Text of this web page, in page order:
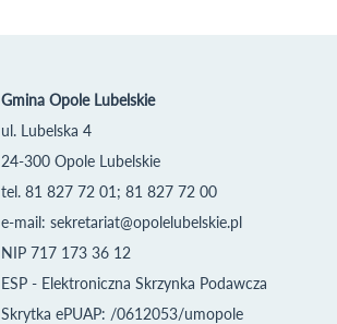
Gmina Opole Lubelskie
ul. Lubelska 4
24-300 Opole Lubelskie
tel. 81 827 72 01; 81 827 72 00
e-mail: sekretariat@opolelubelskie.pl
NIP 717 173 36 12
ESP - Elektroniczna Skrzynka Podawcza
Skrytka ePUAP: /0612053/umopole